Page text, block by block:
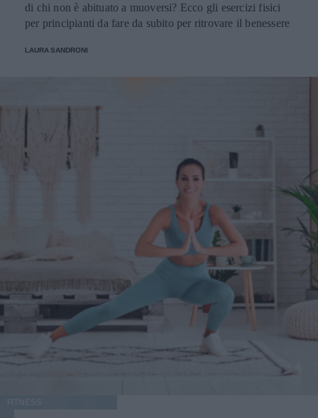
di chi non è abituato a muoversi? Ecco gli esercizi fisici
per principianti da fare da subito per ritrovare il benessere
LAURA SANDRONI